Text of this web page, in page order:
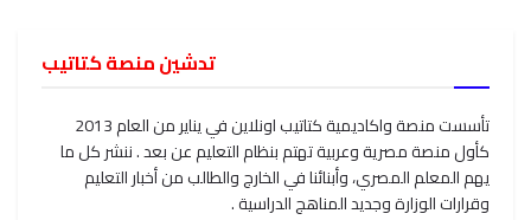
تدشين منصة كتاتيب
تأسست منصة واكاديمية كتاتيب اونلاين في يناير من العام 2013
كأول منصة مصرية وعربية تهتم بنظام التعليم عن بعد . ننشر كل ما
يهم المعلم المصري، وأبنائنا في الخارج والطالب من أخبار التعليم
وقرارات الوزارة وجديد المناهج الدراسية .